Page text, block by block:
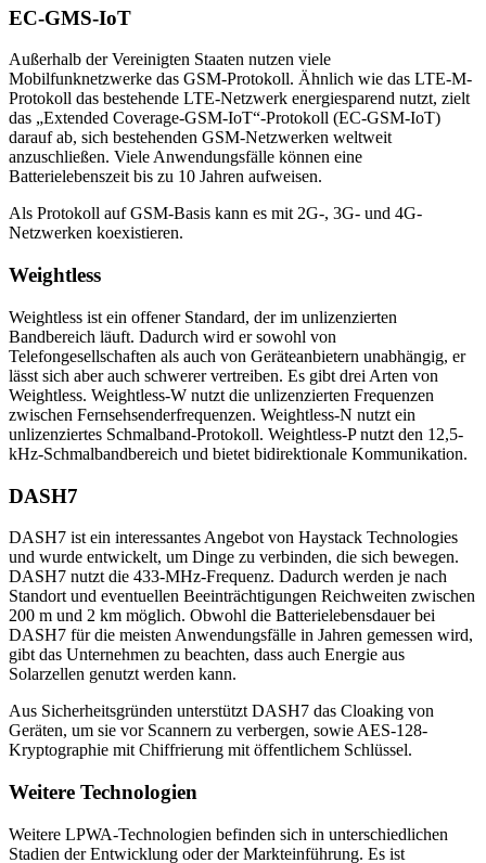
EC-GMS-IoT
Außerhalb der Vereinigten Staaten nutzen viele
Mobilfunknetzwerke das GSM-Protokoll. Ähnlich wie das LTE-M-
Protokoll das bestehende LTE-Netzwerk energiesparend nutzt, zielt
das „Extended Coverage-GSM-IoT“-Protokoll (EC-GSM-IoT)
darauf ab, sich bestehenden GSM-Netzwerken weltweit
anzuschließen. Viele Anwendungsfälle können eine
Batterielebenszeit bis zu 10 Jahren aufweisen.
Als Protokoll auf GSM-Basis kann es mit 2G-, 3G- und 4G-
Netzwerken koexistieren.
Weightless
Weightless ist ein offener Standard, der im unlizenzierten
Bandbereich läuft. Dadurch wird er sowohl von
Telefongesellschaften als auch von Geräteanbietern unabhängig, er
lässt sich aber auch schwerer vertreiben. Es gibt drei Arten von
Weightless. Weightless-W nutzt die unlizenzierten Frequenzen
zwischen Fernsehsenderfrequenzen. Weightless-N nutzt ein
unlizenziertes Schmalband-Protokoll. Weightless-P nutzt den 12,5-
kHz-Schmalbandbereich und bietet bidirektionale Kommunikation.
DASH7
DASH7 ist ein interessantes Angebot von Haystack Technologies
und wurde entwickelt, um Dinge zu verbinden, die sich bewegen.
DASH7 nutzt die 433-MHz-Frequenz. Dadurch werden je nach
Standort und eventuellen Beeinträchtigungen Reichweiten zwischen
200 m und 2 km möglich. Obwohl die Batterielebensdauer bei
DASH7 für die meisten Anwendungsfälle in Jahren gemessen wird,
gibt das Unternehmen zu beachten, dass auch Energie aus
Solarzellen genutzt werden kann.
Aus Sicherheitsgründen unterstützt DASH7 das Cloaking von
Geräten, um sie vor Scannern zu verbergen, sowie AES-128-
Kryptographie mit Chiffrierung mit öffentlichem Schlüssel.
Weitere Technologien
Weitere LPWA-Technologien befinden sich in unterschiedlichen
Stadien der Entwicklung oder der Markteinführung. Es ist